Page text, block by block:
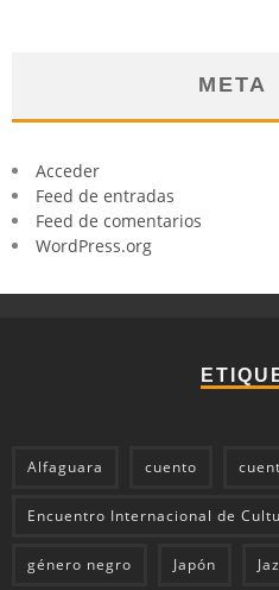
META
Acceder
Feed de entradas
Feed de comentarios
WordPress.org
Alfaguara cuento
Encuentro Internacional de
género negro Japón